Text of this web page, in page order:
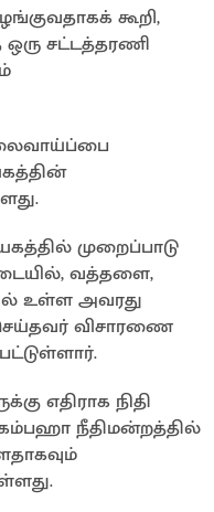
கூறி,
சட்டத்தரணி
முறைப்பாடு
வத்தளை,
உள்ள அவரது
விசாரணை
எதிராக நிதி
கம்பஹா நீதிமன்றத்தில்